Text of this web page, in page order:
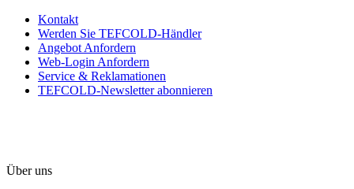
Kontakt
Werden Sie TEFCOLD-Händler
Angebot Anfordern
Web-Login Anfordern
Service & Reklamationen
TEFCOLD-Newsletter abonnieren
Über uns